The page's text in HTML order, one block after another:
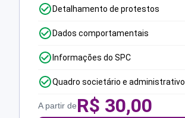
Detalhamento de protestos
Dados comportamentais
Informações do SPC
Quadro societário e administrativo
A partir deR$ 30,00